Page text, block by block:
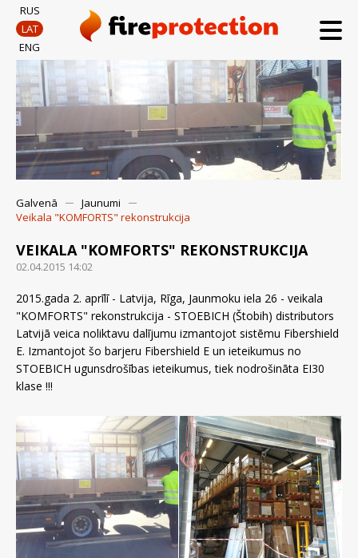
RUS
LAT
ENG
Galvenā
Jaunumi
Veikala "KOMFORTS" rekonstrukcija
VEIKALA "KOMFORTS" REKONSTRUKCIJA
02.04.2015 14:02
2015.gada 2. aprīlī - Latvija, Rīga, Jaunmoku iela 26 - veikala
"KOMFORTS" rekonstrukcija - STOEBICH (Štobih) distributors
Latvijā veica noliktavu dalījumu izmantojot sistēmu Fibershield
E. Izmantojot šo barjeru Fibershield E un ieteikumus no
STOEBICH ugunsdrošības ieteikumus, tiek nodrošināta EI30
klase !!!